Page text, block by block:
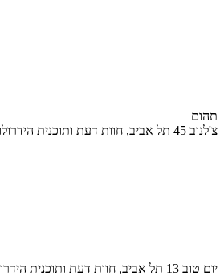
תהום
צ'לנוב 45 תל אביב, חוות דעת ותוכנית הידרולוגית לניהול מי נגר
יום טוב 13 תל אביב, חוות דעת ותוכנית הידרולוגית לניהול מי נגר